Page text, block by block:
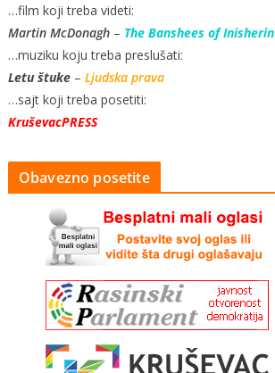
…film koji treba videti:
Martin McDonagh – The Banshees of Inisherin
…muziku koju treba preslušati:
Letu štuke – Ljudska prava
…sajt koji treba posetiti:
KruševacPRESS
Obavezno posetite